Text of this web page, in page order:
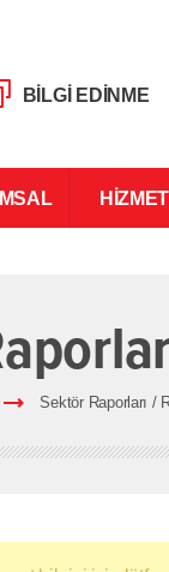
BİLGİ EDİNME
Sektör Raporları /